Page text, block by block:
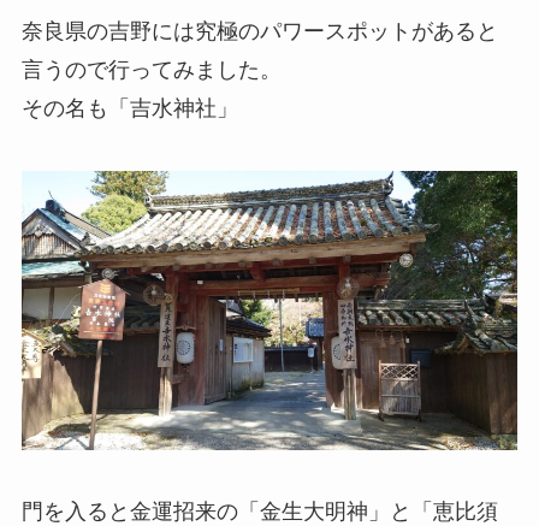
奈良県の吉野には究極のパワースポットがあると
言うので行ってみました。
その名も「吉水神社」
門を入ると金運招来の「金生大明神」と「恵比須